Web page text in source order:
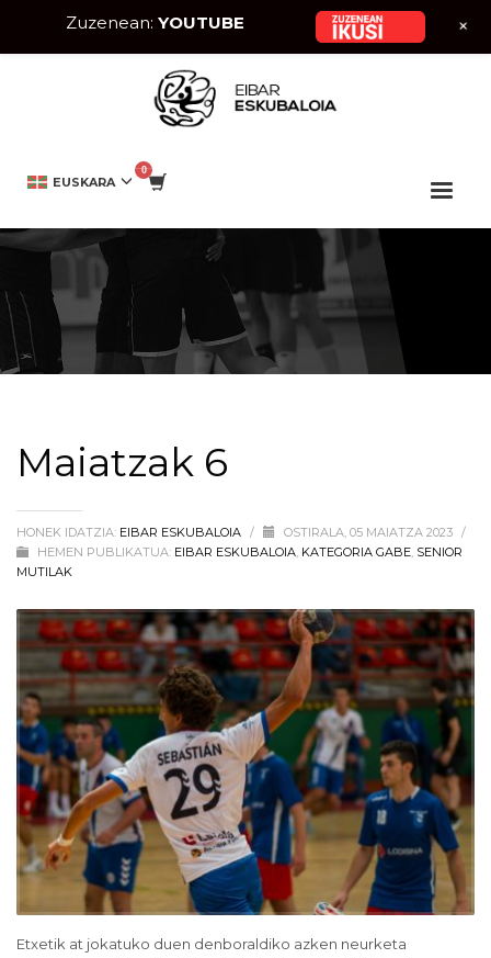
EUSKARA
Maiatzak 6
HONEK IDATZIA: EIBAR ESKUBALOIA / OSTIRALA, 05 MAIATZA 2023 /
HEMEN PUBLIKATUA: EIBAR ESKUBALOIA, KATEGORIA GABE, SENIOR
MUTILAK
Etxetik at jokatuko duen denboraldiko azken neurketa
Zuzenean: YOUTUBE +